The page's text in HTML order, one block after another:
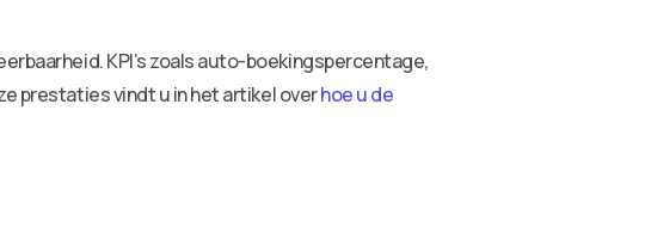
KPI’s zoals auto-boekingspercentage,
prestaties vindt u in het artikel overhoe u de